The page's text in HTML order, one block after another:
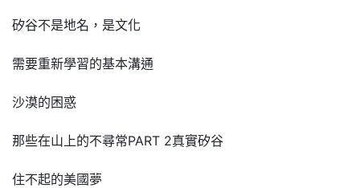
矽谷不是地名，是文化
需要重新學習的基本溝通
沙漠的困惑
那些在山上的不尋常PART 2真實矽谷
住不起的美國夢